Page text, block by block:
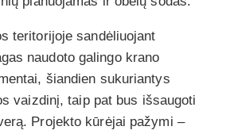
teritorijoje sandėliuojant
naudoto galingo krano
šiandien sukuriantys
vaizdinį, taip pat bus išsaugoti
Projekto kūrėjai pažymi –